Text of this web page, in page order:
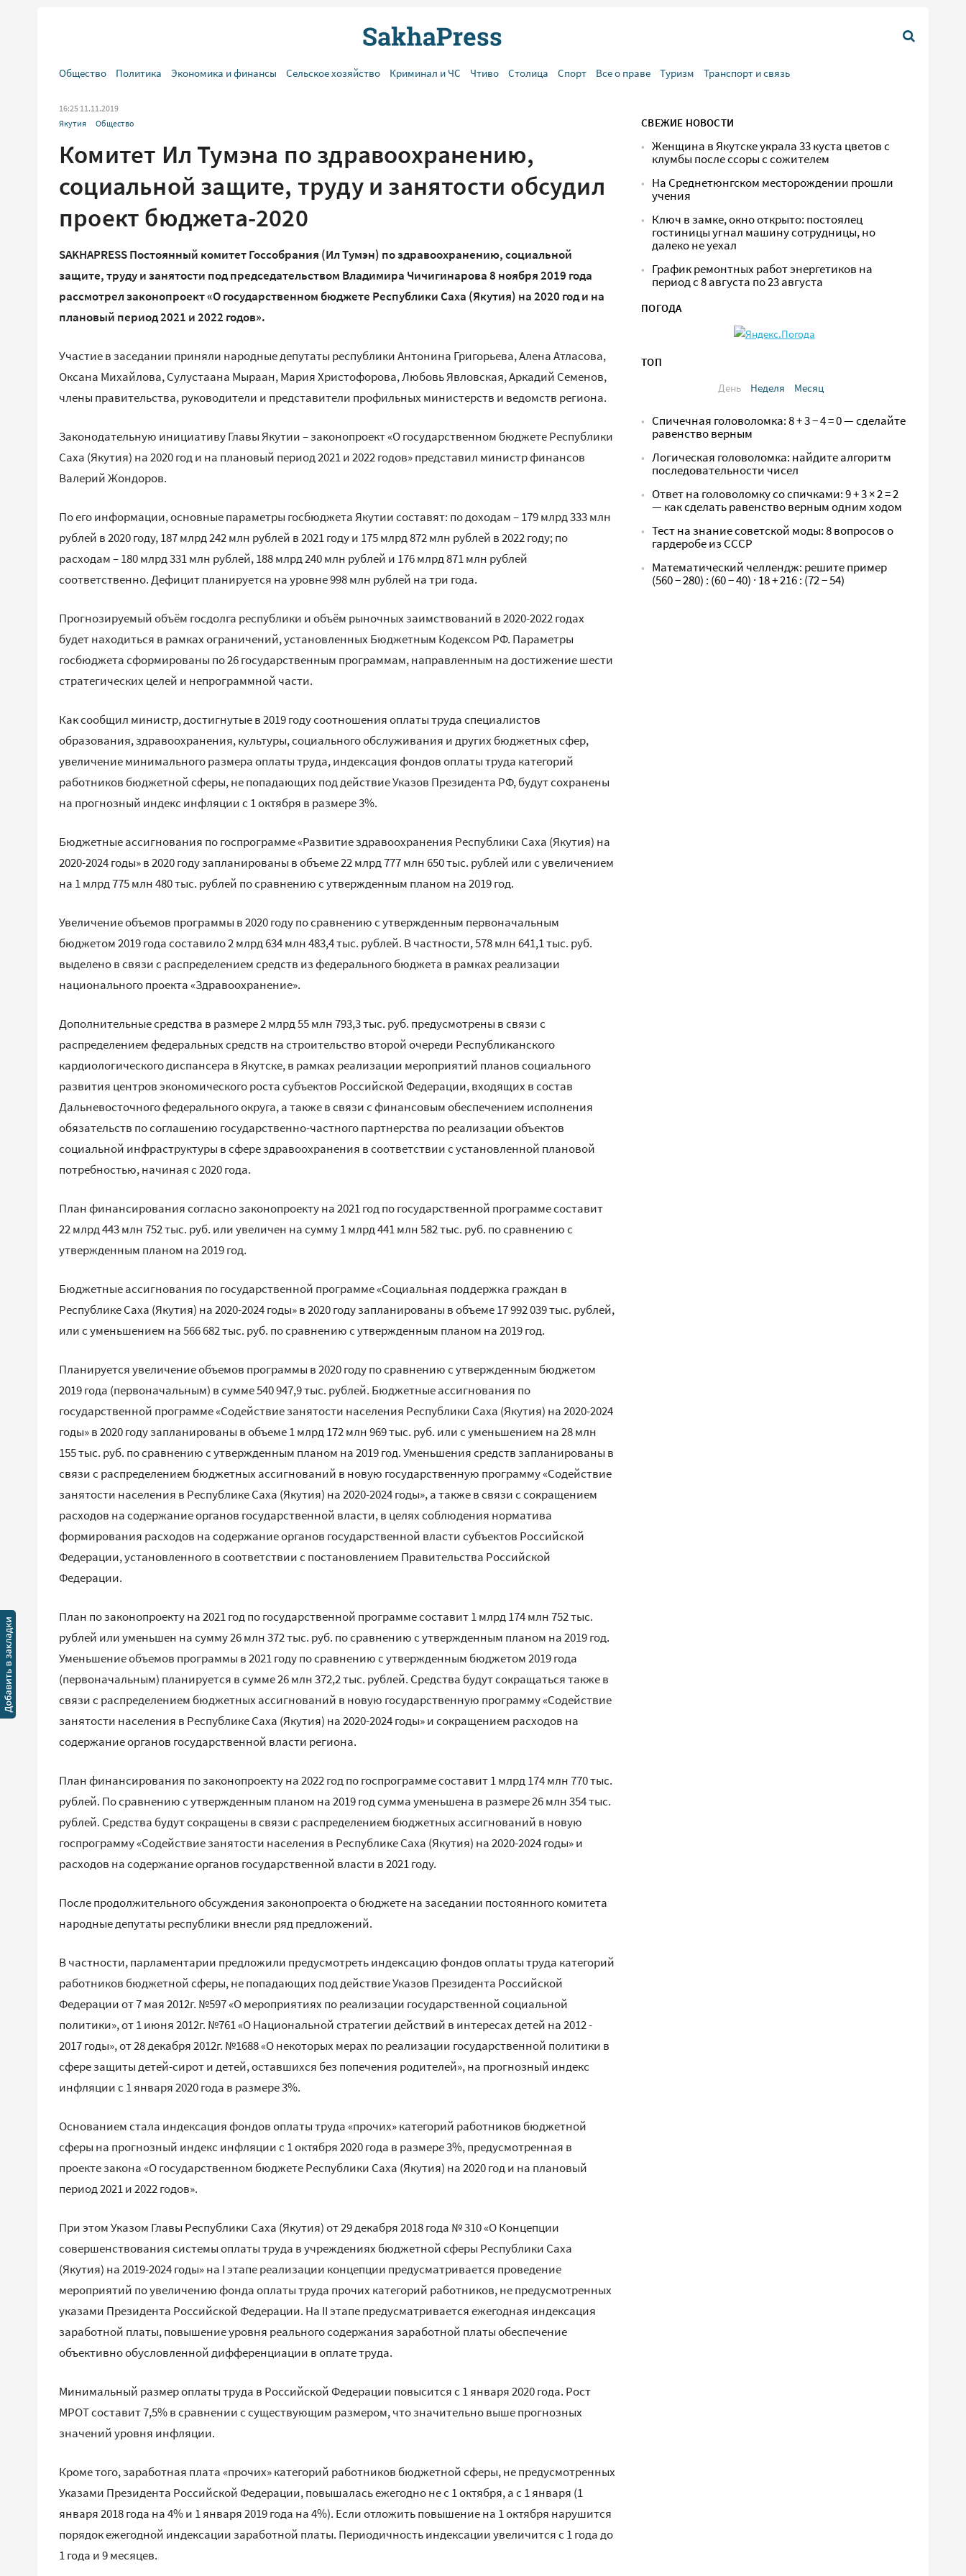
Общество Политика Экономика и финансы Сельское хозяйство Криминал и ЧС Чтиво Столица Спорт Все о праве Туризм Транспорт и связь
16:25 11.11.2019
Якутия
Общество
Комитет Ил Тумэна по здравоохранению,
социальной защите, труду и занятости обсудил
проект бюджета-2020
SAKHAPRESS Постоянный комитет Госсобрания (Ил Тумэн) по здравоохранению, социальной
защите, труду и занятости под председательством Владимира Чичигинарова 8 ноября 2019 года
рассмотрел законопроект «О государственном бюджете Республики Саха (Якутия) на 2020 год и на
плановый период 2021 и 2022 годов».
Участие в заседании приняли народные депутаты республики Антонина Григорьева, Алена Атласова,
Оксана Михайлова, Сулустаана Мыраан, Мария Христофорова, Любовь Явловская, Аркадий Семенов,
члены правительства, руководители и представители профильных министерств и ведомств региона.
Законодательную инициативу Главы Якутии – законопроект «О государственном бюджете Республики
Саха (Якутия) на 2020 год и на плановый период 2021 и 2022 годов» представил министр финансов
Валерий Жондоров.
По его информации, основные параметры госбюджета Якутии составят: по доходам – 179 млрд 333 млн
рублей в 2020 году, 187 млрд 242 млн рублей в 2021 году и 175 млрд 872 млн рублей в 2022 году; по
расходам – 180 млрд 331 млн рублей, 188 млрд 240 млн рублей и 176 млрд 871 млн рублей
соответственно. Дефицит планируется на уровне 998 млн рублей на три года.
Прогнозируемый объём госдолга республики и объём рыночных заимствований в 2020-2022 годах
будет находиться в рамках ограничений, установленных Бюджетным Кодексом РФ. Параметры
госбюджета сформированы по 26 государственным программам, направленным на достижение шести
стратегических целей и непрограммной части.
Как сообщил министр, достигнутые в 2019 году соотношения оплаты труда специалистов
образования, здравоохранения, культуры, социального обслуживания и других бюджетных сфер,
увеличение минимального размера оплаты труда, индексация фондов оплаты труда категорий
работников бюджетной сферы, не попадающих под действие Указов Президента РФ, будут сохранены
на прогнозный индекс инфляции с 1 октября в размере 3%.
Бюджетные ассигнования по госпрограмме «Развитие здравоохранения Республики Саха (Якутия) на
2020-2024 годы» в 2020 году запланированы в объеме 22 млрд 777 млн 650 тыс. рублей или с увеличением
на 1 млрд 775 млн 480 тыс. рублей по сравнению с утвержденным планом на 2019 год.
Увеличение объемов программы в 2020 году по сравнению с утвержденным первоначальным
бюджетом 2019 года составило 2 млрд 634 млн 483,4 тыс. рублей. В частности, 578 млн 641,1 тыс. руб.
выделено в связи с распределением средств из федерального бюджета в рамках реализации
национального проекта «Здравоохранение».
Дополнительные средства в размере 2 млрд 55 млн 793,3 тыс. руб. предусмотрены в связи с
распределением федеральных средств на строительство второй очереди Республиканского
кардиологического диспансера в Якутске, в рамках реализации мероприятий планов социального
развития центров экономического роста субъектов Российской Федерации, входящих в состав
Дальневосточного федерального округа, а также в связи с финансовым обеспечением исполнения
обязательств по соглашению государственно-частного партнерства по реализации объектов
социальной инфраструктуры в сфере здравоохранения в соответствии с установленной плановой
потребностью, начиная с 2020 года.
План финансирования согласно законопроекту на 2021 год по государственной программе составит
22 млрд 443 млн 752 тыс. руб. или увеличен на сумму 1 млрд 441 млн 582 тыс. руб. по сравнению с
утвержденным планом на 2019 год.
Бюджетные ассигнования по государственной программе «Социальная поддержка граждан в
Республике Саха (Якутия) на 2020-2024 годы» в 2020 году запланированы в объеме 17 992 039 тыс. рублей,
или с уменьшением на 566 682 тыс. руб. по сравнению с утвержденным планом на 2019 год.
Планируется увеличение объемов программы в 2020 году по сравнению с утвержденным бюджетом
2019 года (первоначальным) в сумме 540 947,9 тыс. рублей. Бюджетные ассигнования по
государственной программе «Содействие занятости населения Республики Саха (Якутия) на 2020-2024
годы» в 2020 году запланированы в объеме 1 млрд 172 млн 969 тыс. руб. или с уменьшением на 28 млн
155 тыс. руб. по сравнению с утвержденным планом на 2019 год. Уменьшения средств запланированы в
связи с распределением бюджетных ассигнований в новую государственную программу «Содействие
занятости населения в Республике Саха (Якутия) на 2020-2024 годы», а также в связи с сокращением
расходов на содержание органов государственной власти, в целях соблюдения норматива
формирования расходов на содержание органов государственной власти субъектов Российской
Федерации, установленного в соответствии с постановлением Правительства Российской
Федерации.
План по законопроекту на 2021 год по государственной программе составит 1 млрд 174 млн 752 тыс.
рублей или уменьшен на сумму 26 млн 372 тыс. руб. по сравнению с утвержденным планом на 2019 год.
Уменьшение объемов программы в 2021 году по сравнению с утвержденным бюджетом 2019 года
(первоначальным) планируется в сумме 26 млн 372,2 тыс. рублей. Средства будут сокращаться также в
связи с распределением бюджетных ассигнований в новую государственную программу «Содействие
занятости населения в Республике Саха (Якутия) на 2020-2024 годы» и сокращением расходов на
содержание органов государственной власти региона.
План финансирования по законопроекту на 2022 год по госпрограмме составит 1 млрд 174 млн 770 тыс.
рублей. По сравнению с утвержденным планом на 2019 год сумма уменьшена в размере 26 млн 354 тыс.
рублей. Средства будут сокращены в связи с распределением бюджетных ассигнований в новую
госпрограмму «Содействие занятости населения в Республике Саха (Якутия) на 2020-2024 годы» и
расходов на содержание органов государственной власти в 2021 году.
После продолжительного обсуждения законопроекта о бюджете на заседании постоянного комитета
народные депутаты республики внесли ряд предложений.
В частности, парламентарии предложили предусмотреть индексацию фондов оплаты труда категорий
работников бюджетной сферы, не попадающих под действие Указов Президента Российской
Федерации от 7 мая 2012г. №597 «О мероприятиях по реализации государственной социальной
политики», от 1 июня 2012г. №761 «О Национальной стратегии действий в интересах детей на 2012 -
2017 годы», от 28 декабря 2012г. №1688 «О некоторых мерах по реализации государственной политики в
сфере защиты детей-сирот и детей, оставшихся без попечения родителей», на прогнозный индекс
инфляции с 1 января 2020 года в размере 3%.
Основанием стала индексация фондов оплаты труда «прочих» категорий работников бюджетной
сферы на прогнозный индекс инфляции с 1 октября 2020 года в размере 3%, предусмотренная в
проекте закона «О государственном бюджете Республики Саха (Якутия) на 2020 год и на плановый
период 2021 и 2022 годов».
При этом Указом Главы Республики Саха (Якутия) от 29 декабря 2018 года № 310 «О Концепции
совершенствования системы оплаты труда в учреждениях бюджетной сферы Республики Саха
(Якутия) на 2019-2024 годы» на I этапе реализации концепции предусматривается проведение
мероприятий по увеличению фонда оплаты труда прочих категорий работников, не предусмотренных
указами Президента Российской Федерации. На II этапе предусматривается ежегодная индексация
заработной платы, повышение уровня реального содержания заработной платы обеспечение
объективно обусловленной дифференциации в оплате труда.
Минимальный размер оплаты труда в Российской Федерации повысится с 1 января 2020 года. Рост
МРОТ составит 7,5% в сравнении с существующим размером, что значительно выше прогнозных
значений уровня инфляции.
Кроме того, заработная плата «прочих» категорий работников бюджетной сферы, не предусмотренных
Указами Президента Российской Федерации, повышалась ежегодно не с 1 октября, а с 1 января (1
января 2018 года на 4% и 1 января 2019 года на 4%). Если отложить повышение на 1 октября нарушится
порядок ежегодной индексации заработной платы. Периодичность индексации увеличится с 1 года до
1 года и 9 месяцев.
СВЕЖИЕ НОВОСТИ
Женщина в Якутске украла 33 куста цветов с
клумбы после ссоры с сожителем
На Среднетюнгском месторождении прошли
учения
Ключ в замке, окно открыто: постоялец
гостиницы угнал машину сотрудницы, но
далеко не уехал
График ремонтных работ энергетиков на
период с 8 августа по 23 августа
ПОГОДА
ТОП
День
Неделя Месяц
Спичечная головоломка: 8 + 3 − 4 = 0 — сделайте
равенство верным
Логическая головоломка: найдите алгоритм
последовательности чисел
Ответ на головоломку со спичками: 9 + 3 × 2 = 2
— как сделать равенство верным одним ходом
Тест на знание советской моды: 8 вопросов о
гардеробе из СССР
Математический челлендж: решите пример
(560 − 280) : (60 − 40) · 18 + 216 : (72 − 54)